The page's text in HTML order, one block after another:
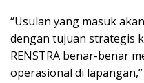
“Usulan yang masuk
dengan tujuan strategis
RENSTRA benar-benar
operasional di